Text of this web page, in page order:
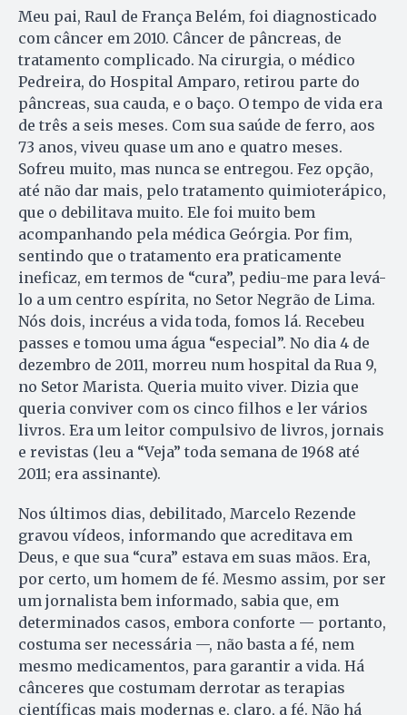
Meu pai, Raul de França Belém, foi diagnosticado
com câncer em 2010. Câncer de pâncreas, de
tratamento complicado. Na cirurgia, o médico
Pedreira, do Hospital Amparo, retirou parte do
pâncreas, sua cauda, e o baço. O tempo de vida era
de três a seis meses. Com sua saúde de ferro, aos
73 anos, viveu quase um ano e quatro meses.
Sofreu muito, mas nunca se entregou. Fez opção,
até não dar mais, pelo tratamento quimioterápico,
que o debilitava muito. Ele foi muito bem
acompanhando pela médica Geórgia. Por fim,
sentindo que o tratamento era praticamente
ineficaz, em termos de “cura”, pediu-me para levá-
lo a um centro espírita, no Setor Negrão de Lima.
Nós dois, incréus a vida toda, fomos lá. Recebeu
passes e tomou uma água “especial”. No dia 4 de
dezembro de 2011, morreu num hospital da Rua 9,
no Setor Marista. Queria muito viver. Dizia que
queria conviver com os cinco filhos e ler vários
livros. Era um leitor compulsivo de livros, jornais
e revistas (leu a “Veja” toda semana de 1968 até
2011; era assinante).
Nos últimos dias, debilitado, Marcelo Rezende
gravou vídeos, informando que acreditava em
Deus, e que sua “cura” estava em suas mãos. Era,
por certo, um homem de fé. Mesmo assim, por ser
um jornalista bem informado, sabia que, em
determinados casos, embora conforte — portanto,
costuma ser necessária —, não basta a fé, nem
mesmo medicamentos, para garantir a vida. Há
cânceres que costumam derrotar as terapias
científicas mais modernas e, claro, a fé. Não há